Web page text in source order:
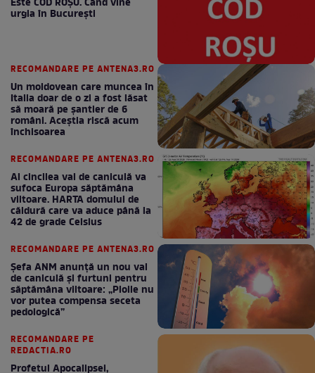
Cum se menţine în formă soţia
lui Leonard Doroftei, la 51 de
ROMANIA TV
Mirabela Grădinaru, mutare de
ultimă oră. Nicuşor Dan, anunţ
despre Prima Doamnă pe
Facebook
ROMANIA TV
Este COD ROŞU. Când vine
urgia în Bucureşti
Un moldovean care muncea în
Italia doar de o zi a fost lăsat
să moară pe şantier de 6
români. Aceștia riscă acum
închisoarea
Al cincilea val de caniculă va
sufoca Europa săptămâna
viitoare. HARTA domului de